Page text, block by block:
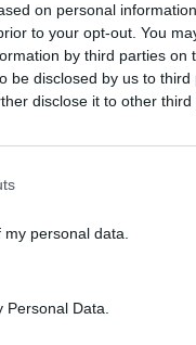
on personal
to your opt-out. You
by third parties on
be disclosed by us to
disclose it to other third
personal data.
Data.
Igaz, ez a
16, 32 vagy 64 pontot